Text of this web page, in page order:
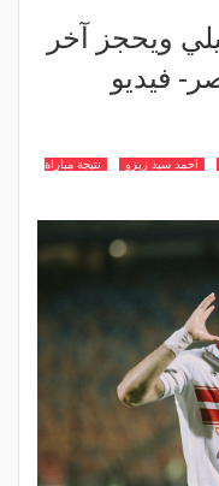
ويحجز آخر
فيديو
احمد سيد زيزو
نتيجة مباراة